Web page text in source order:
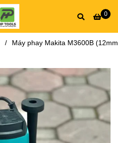
0
/ Máy phay Makita M3600B